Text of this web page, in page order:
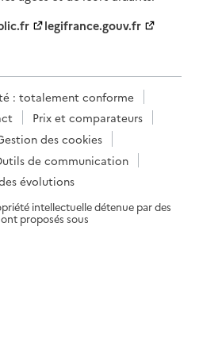
legifrance.gouv.fr
: totalement conforme
Prix et comparateurs
des cookies
de communication
évolutions
intellectuelle détenue par des
proposés sous